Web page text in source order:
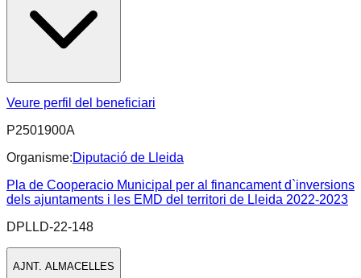
Veure perfil del beneficiari
P2501900A
Organisme:Diputació de Lleida
Pla de Cooperacio Municipal per al financament d`inversions
dels ajuntaments i les EMD del territori de Lleida 2022-2023
DPLLD-22-148
AJNT. ALMACELLES